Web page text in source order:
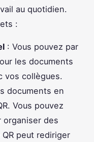
au quotidien.
:
: Vous pouvez par
les documents
vos collègues.
documents en
Vous pouvez
organiser des
peut rediriger